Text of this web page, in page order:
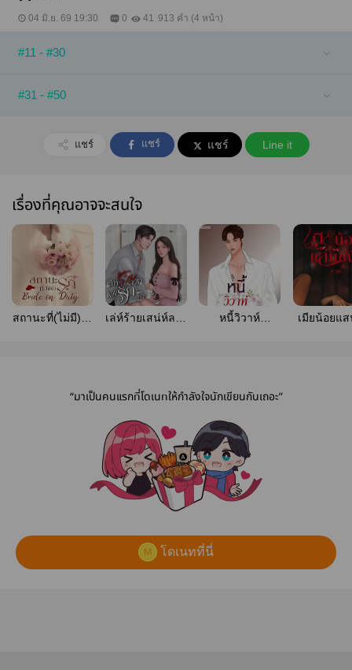
04 มิ.ย. 69 19:30 0 41 913 คำ (4 หน้า)
#11 - #30
#31 - #50
แชร์ แชร์ แชร์ Line it
เรื่องที่คุณอาจจะสนใจ
สถานะที่(ไม่มี)รัก
เล่ห์ร้ายเสน่ห์ลวง
หนี้วิวาห์
เมียน้อยแ
“มาเป็นคนแรกที่โดเนทให้กำลังใจนักเขียนกันเถอะ”
โดเนทที่นี่